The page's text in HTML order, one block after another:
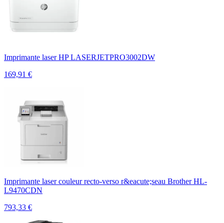
Imprimante laser HP LASERJETPRO3002DW
169,91 €
Imprimante laser couleur recto-verso r&eacute;seau Brother HL-
L9470CDN
793,33 €